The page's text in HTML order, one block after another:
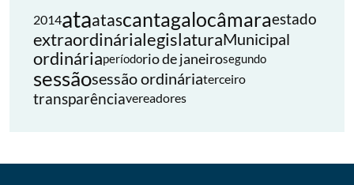
2014ataatascantagalocâmaraestado
extraordinárialegislaturaMunicipal
ordináriaperíodorio de janeirosegundo
sessãosessão ordináriaterceiro
transparênciavereadores